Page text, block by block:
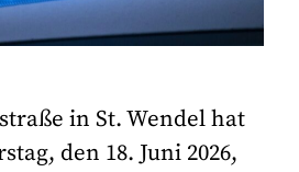
in St. Wendel hat
den 18. Juni 2026,